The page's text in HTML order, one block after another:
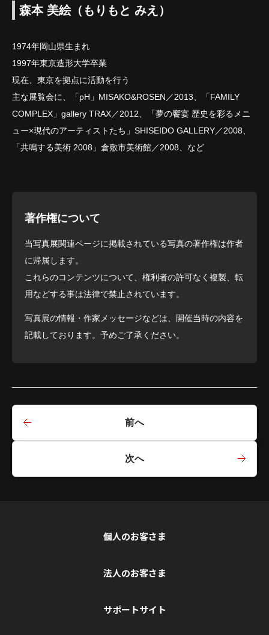
森本 美絵（もりもと みえ）
1974年岡山県生まれ
1997年東京造形大学卒業
現在、東京を拠点に活動を行う
主な展覧会に、「pH」MISAKO&ROSEN／2013、「FAMILY
COMPLEX」gallery TRAX／2012、「夢の饗宴 歴史を彩るメニ
ュー×現代のアーティストたち」SHISEIDO GALLERY／2008、
「共鳴する美術 2008」倉敷市美術館／2008、など
著作権について
当写真展関連ページに掲載されている写真の著作権は作者
に帰属します。
これらのコンテンツについて、権利者の許可なく複製、転
用などする事は法律で禁止されています。
写真展の情報・作家メッセージなどは、開催当時の内容を
記載しております。予めご了承ください。
前へ
次へ
個人のお客さま
法人のお客さま
サポートサイト